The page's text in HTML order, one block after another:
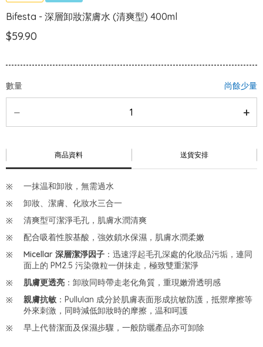
Bifesta - 深層卸妝潔膚水 (清爽型) 400ml
$59.90
數量 尚餘少量
商品資料 送貨安排
一抹温和卸妝，無需過水
卸妝、潔膚、化妝水三合一
清爽型可潔淨毛孔，肌膚水潤清爽
配合吸着性胺基酸，強效鎖水保濕，肌膚水潤柔嫩
Micellar 深層潔淨因子 ：迅速浮起毛孔深處的化妝品污垢，連同
面上的 PM2.5 污染微粒一併抹走，極致雙重潔淨
肌膚更透亮 ：卸妝同時帶走老化角質，重現嫩滑透明感
親膚抗敏 ：Pullulan 成分於肌膚表面形成抗敏防護，抵禦摩擦等
外來刺激，同時減低卸妝時的摩擦，温和呵護
早上代替潔面及保濕步驟，一般防曬產品亦可卸除